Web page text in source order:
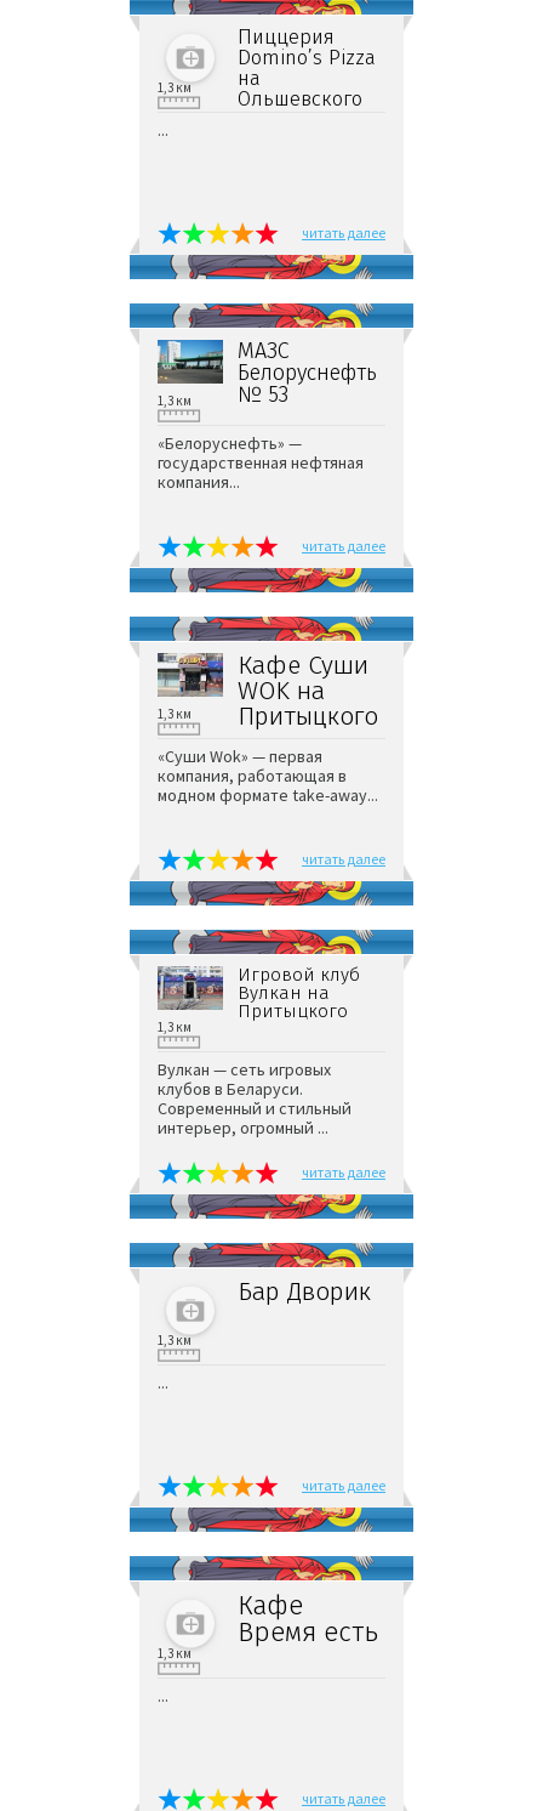
Пиццерия
Domino’s Pizza
на
Ольшевского
1,3 км
...
читать далее
МАЗС
Белоруснефть
№ 53
1,3 км
«Белоруснефть» —
государственная нефтяная
компания...
читать далее
Кафе Суши
WOK на
Притыцкого
1,3 км
«Суши Wok» — первая
компания, работающая в
модном формате take-away...
читать далее
Игровой клуб
Вулкан на
Притыцкого
1,3 км
Вулкан — сеть игровых
клубов в Беларуси.
Современный и стильный
интерьер, огромный ...
читать далее
Бар Дворик
1,3 км
...
читать далее
Кафе
Время есть
1,3 км
...
читать далее